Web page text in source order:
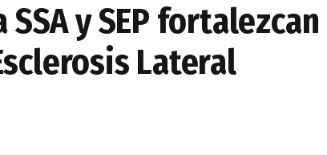
y SEP fortalezcan
Lateral